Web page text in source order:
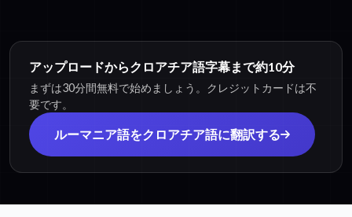
アップロードからクロアチア語字幕まで約10分
まずは30分間無料で始めましょう。クレジットカードは不
要です。
ルーマニア語をクロアチア語に翻訳する